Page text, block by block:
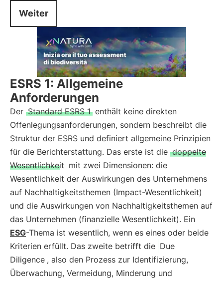
Weiter
ESRS 1: Allgemeine
Anforderungen
Der Standard ESRS 1 enthält keine direkten
Offenlegungsanforderungen, sondern beschreibt die
Struktur der ESRS und definiert allgemeine Prinzipien
für die Berichterstattung. Das erste ist die doppelte
Wesentlichkeit mit zwei Dimensionen: die
Wesentlichkeit der Auswirkungen des Unternehmens
auf Nachhaltigkeitsthemen (Impact-Wesentlichkeit)
und die Auswirkungen von Nachhaltigkeitsthemen auf
das Unternehmen (finanzielle Wesentlichkeit). Ein
ESG-Thema ist wesentlich, wenn es eines oder beide
Kriterien erfüllt. Das zweite betrifft die Due
Diligence , also den Prozess zur Identifizierung,
Überwachung, Vermeidung, Minderung und